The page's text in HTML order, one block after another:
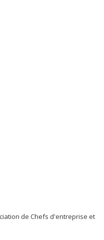
de Chefs d'entreprise et